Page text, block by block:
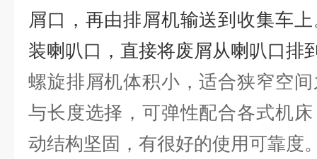
屑口，再由排屑机输送到收集车
装喇叭口，直接将废屑从喇叭口
螺旋排屑机体积小，适合狭窄空
与长度选择，可弹性配合各式机
动结构坚固，有很好的使用可靠度